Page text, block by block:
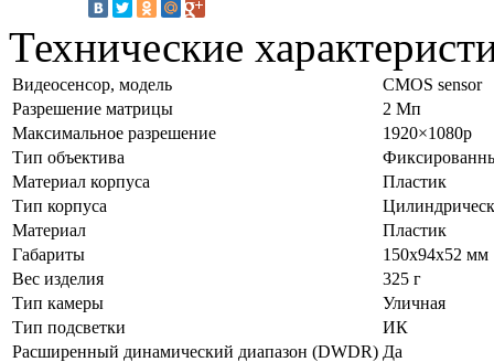
Технические
Видеосенсор, модель
CMOS sensor
Разрешение матрицы
2 Мп
Максимальное разрешение
1920×1080p
Тип объектива
Материал корпуса
Пластик
Тип корпуса
Материал
Пластик
Габариты
150x94x52 мм
Вес изделия
325 г
Тип камеры
Уличная
Тип подсветки
ИК
Расширенный динамический диапазон (DWDR) Да